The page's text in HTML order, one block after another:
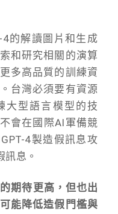
的解讀圖片和生成
和研究相關的演算
多高品質的訓練資
台灣必須要有資源
大型語言模型的技
會在國際AI軍備競
4製造假訊息攻
息。
期待更高，但也出
能降低造假門檻與